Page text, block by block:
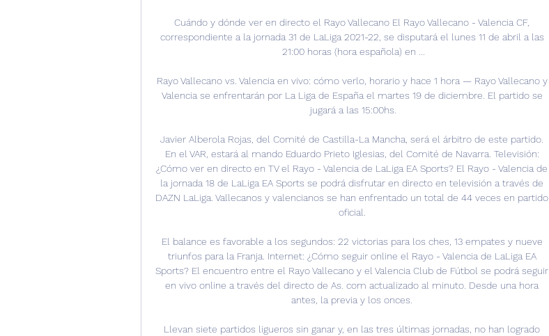
Cuándo y dónde ver en directo el Rayo Vallecano El Rayo Vallecano - Valencia CF,
correspondiente a la jornada 31 de LaLiga 2021-22, se disputará el lunes 11 de abril a las
21:00 horas (hora española) en ...
Rayo Vallecano vs. Valencia en vivo: cómo verlo, horario y hace 1 hora — Rayo Vallecano y
Valencia se enfrentarán por La Liga de España el martes 19 de diciembre. El partido se
jugará a las 15:00hs.
Javier Alberola Rojas, del Comité de Castilla-La Mancha, será el árbitro de este partido.
En el VAR, estará al mando Eduardo Prieto Iglesias, del Comité de Navarra. Televisión:
¿Cómo ver en directo en TV el Rayo - Valencia de LaLiga EA Sports? El Rayo - Valencia de
la jornada 18 de LaLiga EA Sports se podrá disfrutar en directo en televisión a través de
DAZN LaLiga. Vallecanos y valencianos se han enfrentado un total de 44 veces en partido
oficial.
El balance es favorable a los segundos: 22 victorias para los ches, 13 empates y nueve
triunfos para la Franja. Internet: ¿Cómo seguir online el Rayo - Valencia de LaLiga EA
Sports? El encuentro entre el Rayo Vallecano y el Valencia Club de Fútbol se podrá seguir
en vivo online a través del directo de As. com actualizado al minuto. Desde una hora
antes, la previa y los onces.
Llevan siete partidos ligueros sin ganar y, en las tres últimas jornadas, no han logrado